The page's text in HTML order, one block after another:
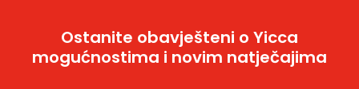
Ostanite obavješteni o Yicca
mogućnostima i novim natječajima